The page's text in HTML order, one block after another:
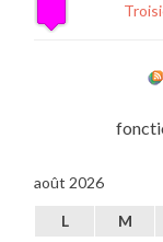
août 2026
L M